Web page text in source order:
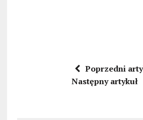
Poprzedni
Następny artykuł